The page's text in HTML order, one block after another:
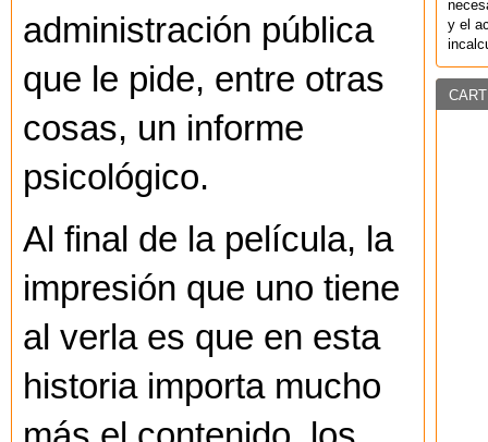
administración pública
que le pide, entre otras
cosas, un informe
psicológico.
Al final de la película, la
impresión que uno tiene
al verla es que en esta
historia importa mucho
y el